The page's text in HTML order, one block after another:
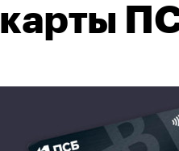
карты